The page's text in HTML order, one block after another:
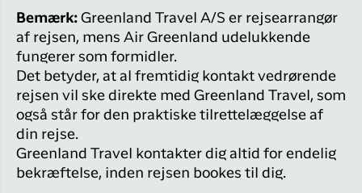
Bemærk: Greenland Travel A/S er rejsearrangør
af rejsen, mens Air Greenland udelukkende
fungerer som formidler.
Det betyder, at al fremtidig kontakt vedrørende
rejsen vil ske direkte med Greenland Travel, som
også står for den praktiske tilrettelæggelse af
din rejse.
Greenland Travel kontakter dig altid for endelig
bekræftelse, inden rejsen bookes til dig.